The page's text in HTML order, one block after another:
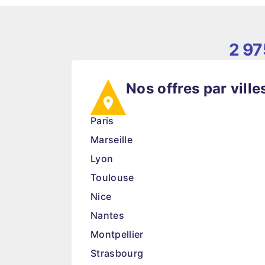
2
Nos offres par
Paris
Marseille
Lyon
Toulouse
Nice
Nantes
Montpellier
Strasbourg